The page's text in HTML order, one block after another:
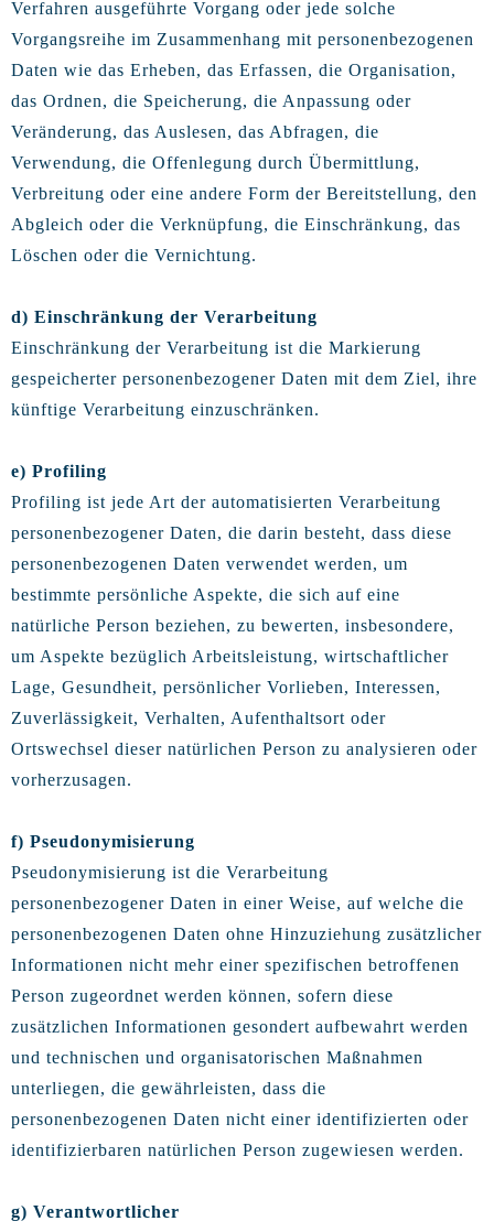
Verfahren ausgeführte Vorgang oder jede solche
Vorgangsreihe im Zusammenhang mit personenbezogenen
Daten wie das Erheben, das Erfassen, die Organisation,
das Ordnen, die Speicherung, die Anpassung oder
Veränderung, das Auslesen, das Abfragen, die
Verwendung, die Offenlegung durch Übermittlung,
Verbreitung oder eine andere Form der Bereitstellung, den
Abgleich oder die Verknüpfung, die Einschränkung, das
Löschen oder die Vernichtung.
d) Einschränkung der Verarbeitung
Einschränkung der Verarbeitung ist die Markierung
gespeicherter personenbezogener Daten mit dem Ziel, ihre
künftige Verarbeitung einzuschränken.
e) Profiling
Profiling ist jede Art der automatisierten Verarbeitung
personenbezogener Daten, die darin besteht, dass diese
personenbezogenen Daten verwendet werden, um
bestimmte persönliche Aspekte, die sich auf eine
natürliche Person beziehen, zu bewerten, insbesondere,
um Aspekte bezüglich Arbeitsleistung, wirtschaftlicher
Lage, Gesundheit, persönlicher Vorlieben, Interessen,
Zuverlässigkeit, Verhalten, Aufenthaltsort oder
Ortswechsel dieser natürlichen Person zu analysieren oder
vorherzusagen.
f) Pseudonymisierung
Pseudonymisierung ist die Verarbeitung
personenbezogener Daten in einer Weise, auf welche die
personenbezogenen Daten ohne Hinzuziehung zusätzlicher
Informationen nicht mehr einer spezifischen betroffenen
Person zugeordnet werden können, sofern diese
zusätzlichen Informationen gesondert aufbewahrt werden
und technischen und organisatorischen Maßnahmen
unterliegen, die gewährleisten, dass die
personenbezogenen Daten nicht einer identifizierten oder
identifizierbaren natürlichen Person zugewiesen werden.
g) Verantwortlicher